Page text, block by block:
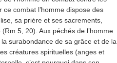
ce combat l’homme dispose des
sa prière et ses sacrements,
(Rm 5, 20). Aux péchés de l’homme
surabondance de sa grâce et de la
créatures spirituelles (anges et